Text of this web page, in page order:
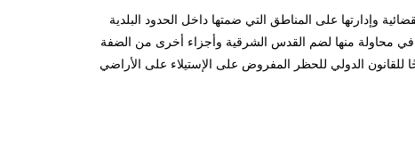
وإدارتها على المناطق التي ضمتها داخل الحدود البلدية
من مساحة الضفة الغربية) في محاولة منها لضم القدس الشرقية وأجزاء أخرى من الضفة
للقانون الدولي للحظر المفروض على الإستيلاء على الأراضي